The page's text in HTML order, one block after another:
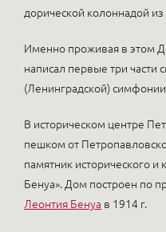
дорической колоннадой из
Именно проживая в этом
написал первые три части
(Ленинградской)
В историческом центре
пешком от
памятник исторического
Бенуа». Дом построен по
Леонтия Бенуа в 1914 г.